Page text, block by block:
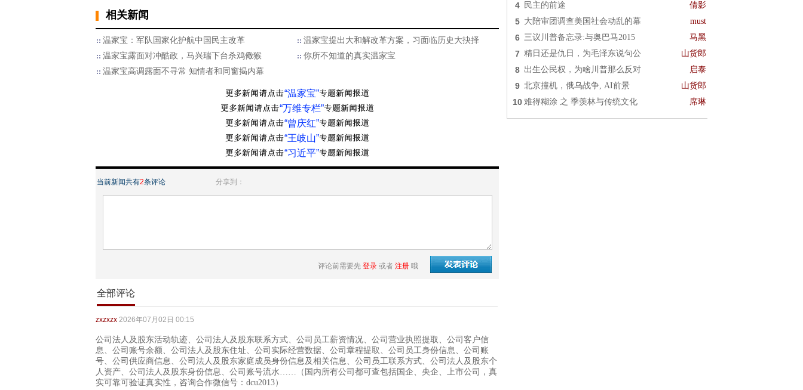
相关新闻
温家宝：军队国家化护航中国民主改革
温家宝提出大和解改革方案，习面临历史大抉择
温家宝露面对冲酷政，马兴瑞下台杀鸡儆猴
你所不知道的真实温家宝
温家宝高调露面不寻常 知情者和同窗揭内幕
“温家宝”
“万维专栏”
“曾庆红”
“王岐山”
“习近平”
当前新闻共有2条评论 分享到：
评论前需要先 登录 或者 注册 哦
全部评论
zxzxzx 2026年07月02日 00:15
公司法人及股东活动轨迹、公司法人及股东联系方式、公司员工薪资情况、公司营业执照提取、公司客户信
息、公司账号余额、公司法人及股东住址、公司实际经营数据、公司章程提取、公司员工身份信息、公司账
号、公司供应商信息、公司法人及股东家庭成员身份信息及相关信息、公司员工联系方式、公司法人及股东个
人资产、公司法人及股东身份信息、公司账号流水……（国内所有公司都可查包括国企、央企、上市公司，真
实可靠可验证真实性，咨询合作微信号：dcu2013）
4 民主的前途 倩影
5 大陪审团调查美国社会动乱的幕 must
6 三议川普备忘录:与奥巴马2015 马黑
7 精日还是仇日，为毛泽东说句公 山货郎
8 出生公民权，为啥川普那么反对 启泰
9 北京撞机，俄乌战争, AI前景 山货郎
10 难得糊涂 之 季羡林与传统文化 席琳